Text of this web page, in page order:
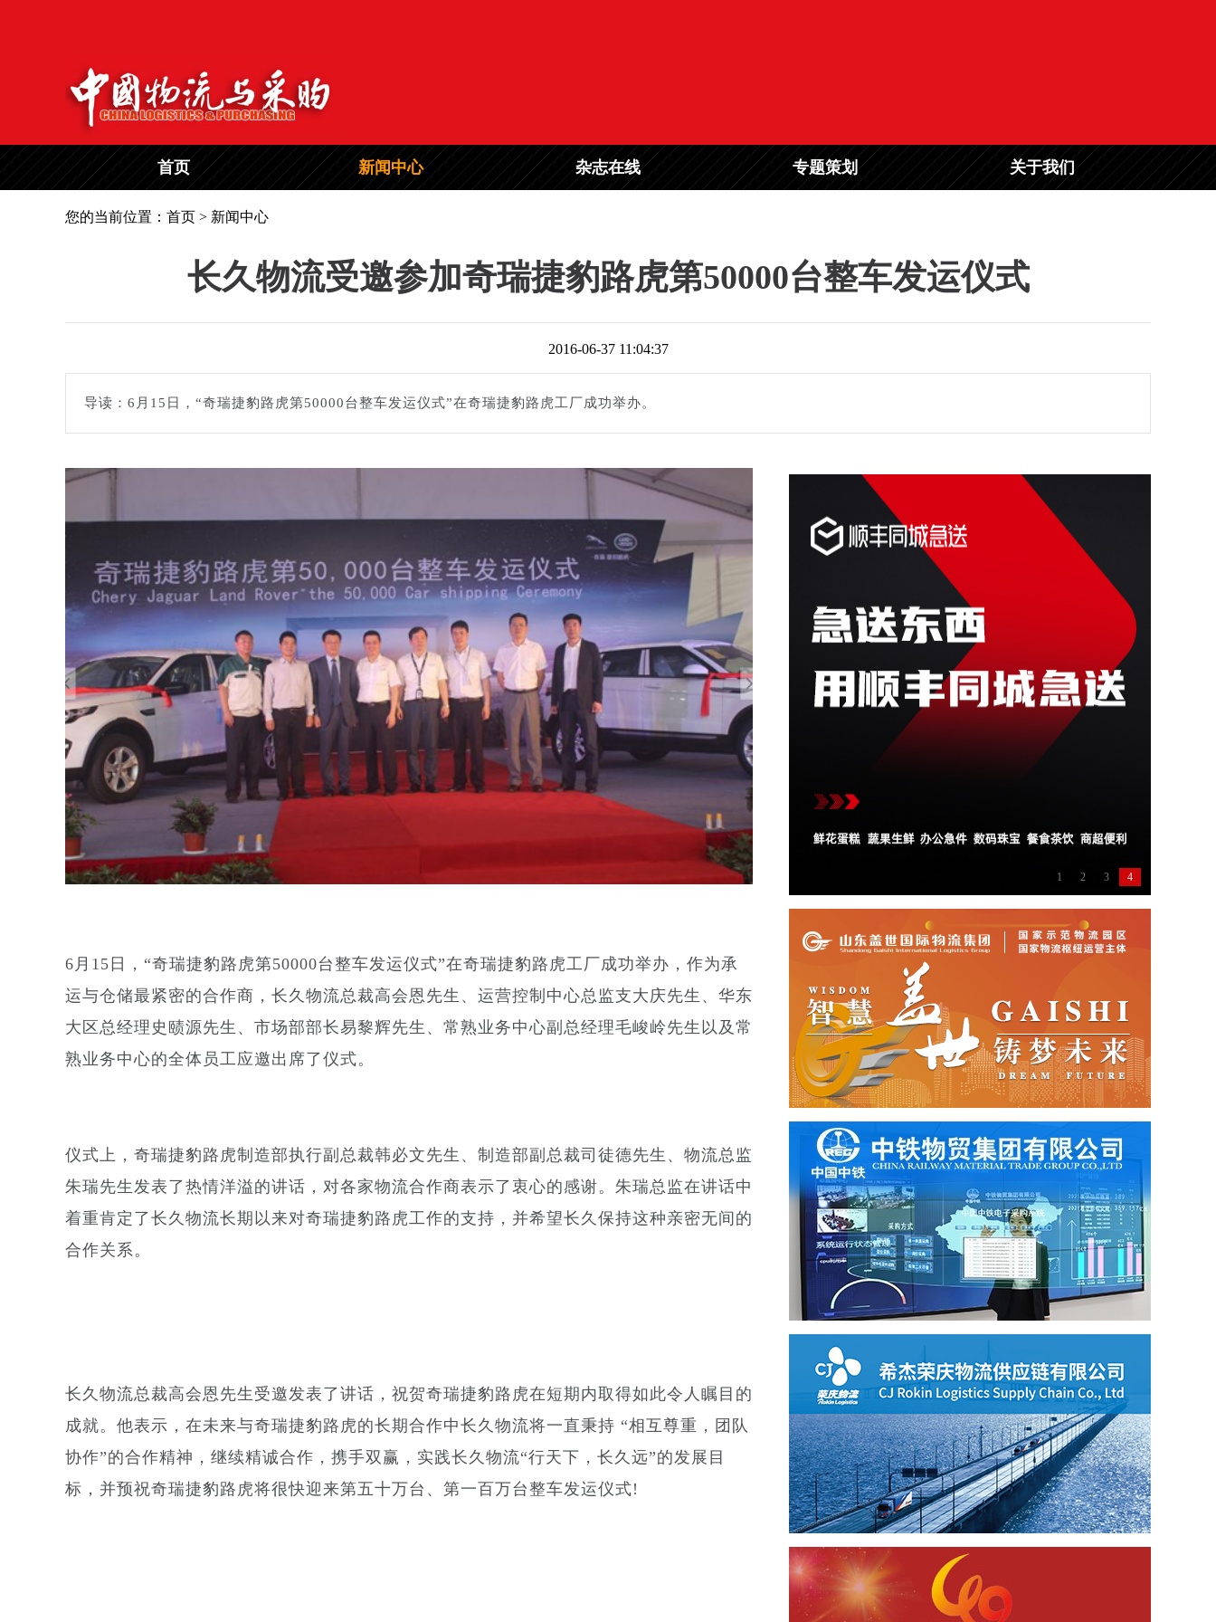
首页 新闻中心 杂志在线 专题策划 关于我们
您的当前位置：首页 > 新闻中心
长久物流受邀参加奇瑞捷豹路虎第50000台整车发运仪式
2016-06-37 11:04:37
导读：6月15日，“奇瑞捷豹路虎第50000台整车发运仪式”在奇瑞捷豹路虎工厂成功举办。
6月15日，“奇瑞捷豹路虎第50000台整车发运仪式”在奇瑞捷豹路虎工厂成功举办，作为承
运与仓储最紧密的合作商，长久物流总裁高会恩先生、运营控制中心总监支大庆先生、华东
大区总经理史赜源先生、市场部部长易黎辉先生、常熟业务中心副总经理毛峻岭先生以及常
熟业务中心的全体员工应邀出席了仪式。
仪式上，奇瑞捷豹路虎制造部执行副总裁韩必文先生、制造部副总裁司徒德先生、物流总监
朱瑞先生发表了热情洋溢的讲话，对各家物流合作商表示了衷心的感谢。朱瑞总监在讲话中
着重肯定了长久物流长期以来对奇瑞捷豹路虎工作的支持，并希望长久保持这种亲密无间的
合作关系。
长久物流总裁高会恩先生受邀发表了讲话，祝贺奇瑞捷豹路虎在短期内取得如此令人瞩目的
成就。他表示，在未来与奇瑞捷豹路虎的长期合作中长久物流将一直秉持 “相互尊重，团队
协作”的合作精神，继续精诚合作，携手双赢，实践长久物流“行天下，长久远”的发展目
标，并预祝奇瑞捷豹路虎将很快迎来第五十万台、第一百万台整车发运仪式!